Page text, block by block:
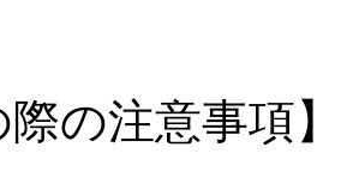
際の注意事項】